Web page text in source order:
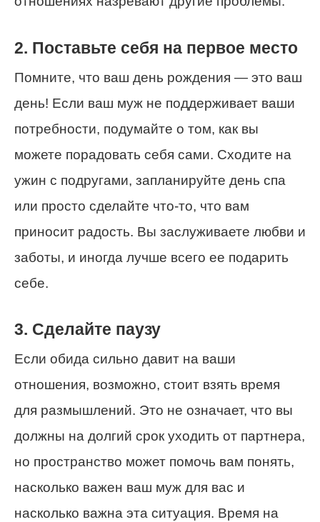
2. Поставьте себя на первое место
Помните, что ваш день рождения — это ваш
день! Если ваш муж не поддерживает ваши
потребности, подумайте о том, как вы
можете порадовать себя сами. Сходите на
ужин с подругами, запланируйте день спа
или просто сделайте что-то, что вам
приносит радость. Вы заслуживаете любви и
заботы, и иногда лучше всего ее подарить
себе.
3. Сделайте паузу
Если обида сильно давит на ваши
отношения, возможно, стоит взять время
для размышлений. Это не означает, что вы
должны на долгий срок уходить от партнера,
но пространство может помочь вам понять,
насколько важен ваш муж для вас и
насколько важна эта ситуация. Время на